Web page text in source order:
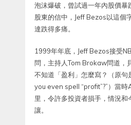
泡沫爆破，曾試過一年內股價
股東的信中，Jeff Bezos以這個
達跌得多痛。
1999年年底，Jeff Bezos接受
問，主持人Tom Brokaw問道，
不知道「盈利」怎麼寫？（原句
you even spell “profit”?”）當
里，令許多投資者損手，情況和
讓。